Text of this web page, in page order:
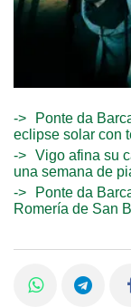
Ponte da
eclipse solar con
Vigo afina su
una semana de
Ponte da
Romería de San